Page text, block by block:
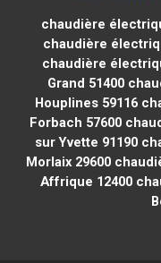
chaudière
chaudière
chaudière
Grand 51400
Houplines 59116
Forbach 57600
sur Yvette 91190
Morlaix 29600
Affrique 12400